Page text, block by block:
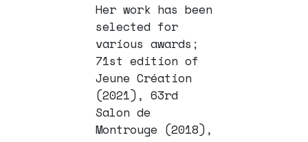
Her work has been
selected for
various awards;
71st edition of
Jeune Création
(2021), 63rd
Salon de
Montrouge (2018),